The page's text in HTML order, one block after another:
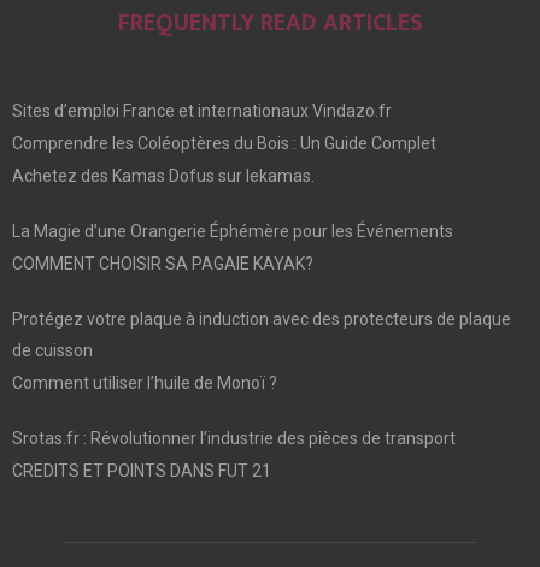
FREQUENTLY READ ARTICLES
Sites d’emploi France et internationaux Vindazo.fr
Comprendre les Coléoptères du Bois : Un Guide Complet
Achetez des Kamas Dofus sur lekamas.
La Magie d’une Orangerie Éphémère pour les Événements
COMMENT CHOISIR SA PAGAIE KAYAK?
Protégez votre plaque à induction avec des protecteurs de plaque
de cuisson
Comment utiliser l’huile de Monoï ?
Srotas.fr : Révolutionner l’industrie des pièces de transport
CREDITS ET POINTS DANS FUT 21